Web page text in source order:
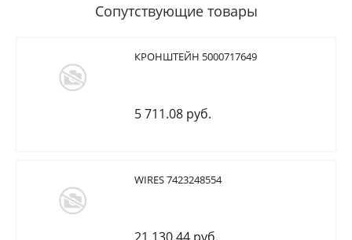
Сопутствующие товары
КРОНШТЕЙН 5000717649
5 711.08 руб.
WIRES 7423248554